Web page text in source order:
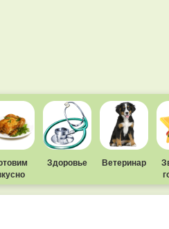
Здоровье Ветеринар